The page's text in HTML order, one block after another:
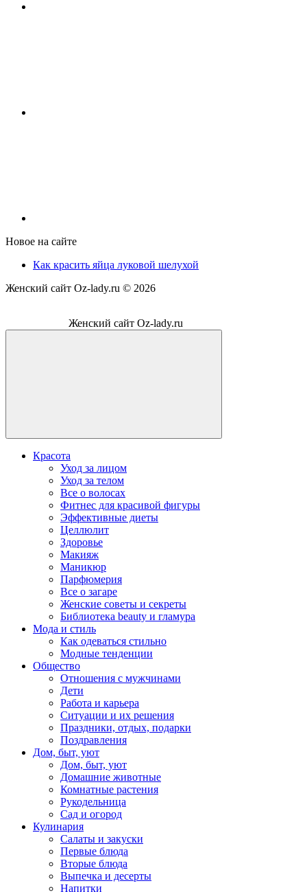
Новое на сайте
Как красить яйца луковой шелухой
Женский сайт Oz-lady.ru © 2026
Женский сайт Oz-lady.ru
Красота
Уход за лицом
Уход за телом
Все о волосах
Фитнес для красивой фигуры
Эффективные диеты
Целлюлит
Здоровье
Макияж
Маникюр
Парфюмерия
Все о загаре
Женские советы и секреты
Библиотека beauty и гламура
Мода и стиль
Как одеваться стильно
Модные тенденции
Общество
Отношения с мужчинами
Дети
Работа и карьера
Ситуации и их решения
Праздники, отдых, подарки
Поздравления
Дом, быт, уют
Дом, быт, уют
Домашние животные
Комнатные растения
Рукодельница
Сад и огород
Кулинария
Салаты и закуски
Первые блюда
Вторые блюда
Выпечка и десерты
Напитки